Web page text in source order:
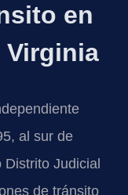
en
Virginia
al sur de
Judicial
de tránsito